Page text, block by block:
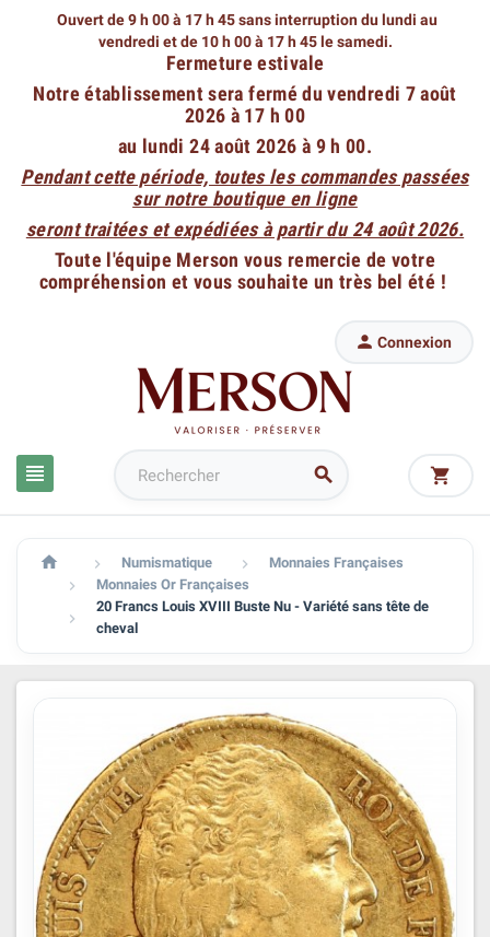
Ouvert de 9 h 00 à 17 h 45 sans interruption du lundi au
vendredi et de 10 h 00 à 17 h 45 le samedi.
Fermeture estivale
Notre établissement sera fermé du vendredi 7 août
2026 à 17 h 00
au lundi 24 août 2026 à 9 h 00.
Pendant cette période, toutes les commandes passées
sur notre boutique en ligne
seront traitées et expédiées à partir du 24 août 2026.
Toute l'équipe Merson vous remercie de votre
compréhension et vous souhaite un très bel été !
 
 Connexion

  Numismatique  Monnaies Françaises
 Monnaies Or Françaises

20 Francs Louis XVIII Buste Nu - Variété sans tête de
cheval